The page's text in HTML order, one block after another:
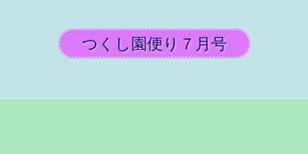
つくし園便り７月号